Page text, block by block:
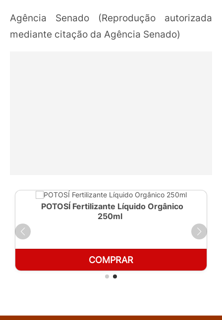
Agência Senado (Reprodução autorizada
mediante citação da Agência Senado)
POTOSÍ Fertilizante Líquido Orgânico
250ml
COMPRAR